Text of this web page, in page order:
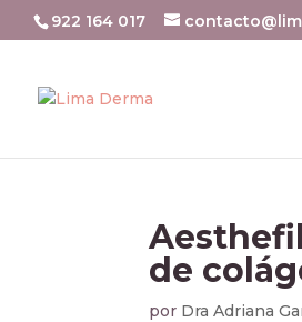
922 164 017
de
por Dra Adriana